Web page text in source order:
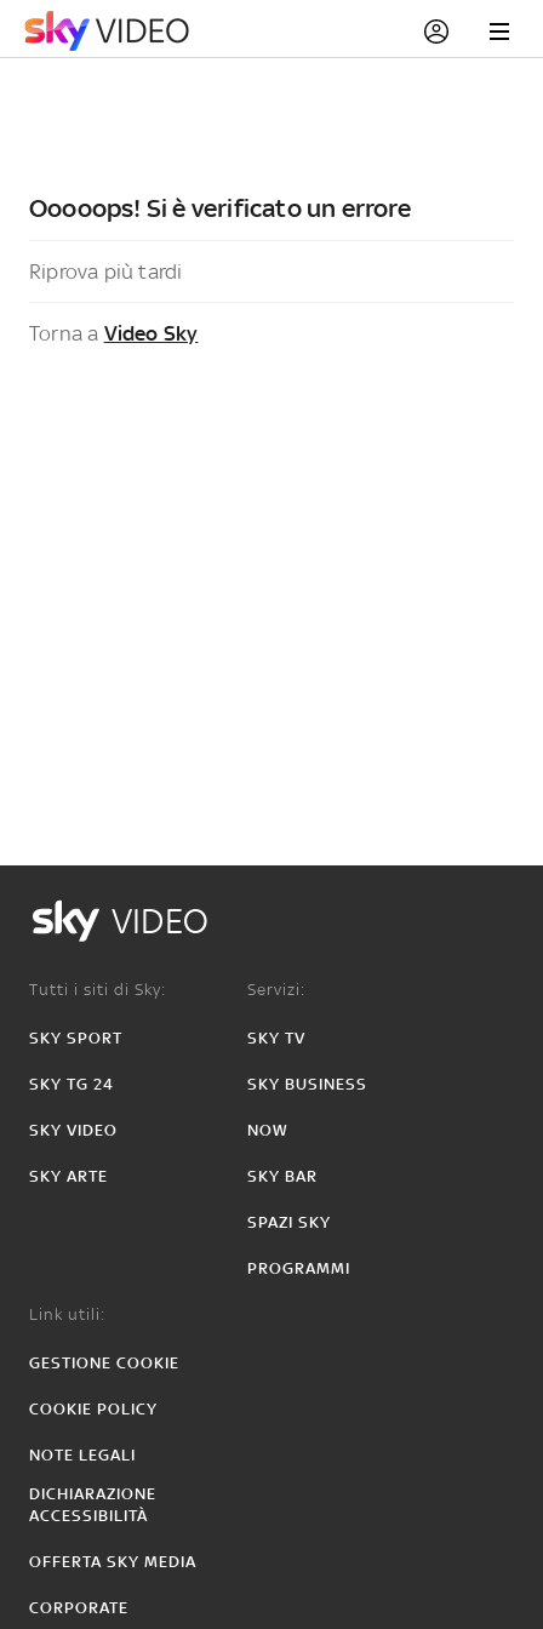
Ooooops! Si è verificato un errore
Riprova più tardi
Torna a Video Sky
VIDEO
Tutti i siti di Sky:
SKY SPORT
SKY TG 24
SKY VIDEO
SKY ARTE
Servizi:
SKY TV
SKY BUSINESS
NOW
SKY BAR
SPAZI SKY
PROGRAMMI
Link utili:
GESTIONE COOKIE
COOKIE POLICY
NOTE LEGALI
DICHIARAZIONE
ACCESSIBILITÀ
OFFERTA SKY MEDIA
CORPORATE